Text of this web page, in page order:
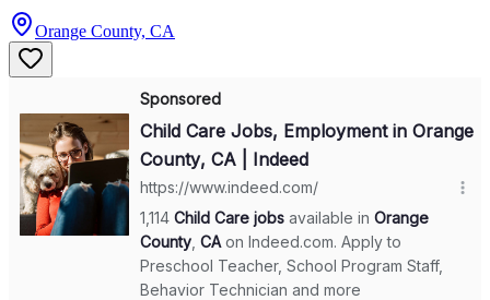
Orange County, CA